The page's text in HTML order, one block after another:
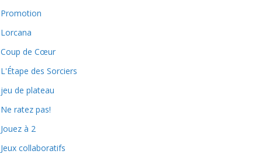
Promotion
Lorcana
Coup de Cœur
L'Étape des Sorciers
jeu de plateau
Ne ratez pas!
Jouez à 2
Jeux collaboratifs